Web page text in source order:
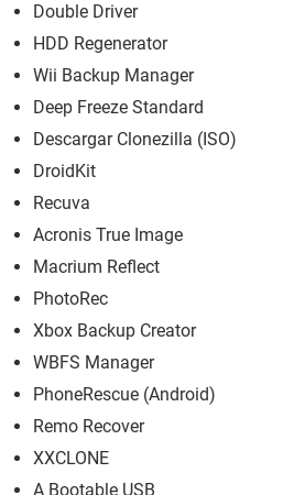
Double Driver
HDD Regenerator
Wii Backup Manager
Deep Freeze Standard
Descargar Clonezilla (ISO)
DroidKit
Recuva
Acronis True Image
Macrium Reflect
PhotoRec
Xbox Backup Creator
WBFS Manager
PhoneRescue (Android)
Remo Recover
XXCLONE
A Bootable USB